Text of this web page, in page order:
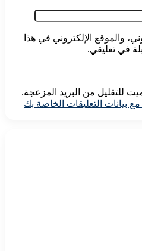
والموقع الإلكتروني في هذا
في تعليقي.
للتقليل من البريد المزعجة.
بيانات التعليقات الخاصة بك